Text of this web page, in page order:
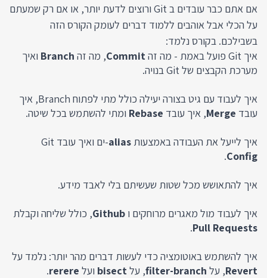
אם אתם כבר עובדים ב Git ורוצים לדעת יותר, או אם רק שמעתם
על הכלי אבל אוהבים ללמוד דברים לעומק הקורס הזה
בשבילכם. בקורס נלמד:
איך Git פועל באמת - מה זה
Commit, מה זה Branch ואיך
מערכת הקבצים של Git בנויה.
איך לעבוד עם גיט בצורה יעילה כולל מתי לפתוח Branch, איך
עובד Merge, איך עובד Rebase ומתי להשתמש בכל שיטה.
איך לייעל את העבודה באמצעות alias-ים ואיך עובד Git
Config
.
איך להתאושש מכל שטות שעשיתם בלי לאבד מידע.
איך לעבוד מול מאגרים מרוחקים ו Github, כולל שליחה וקבלת
Pull Requests
.
איך להשתמש באוטומציה כדי לעשות דברים מהר יותר: נלמד על
Revert, על filter-branch, עלbisect ועל rerere
.